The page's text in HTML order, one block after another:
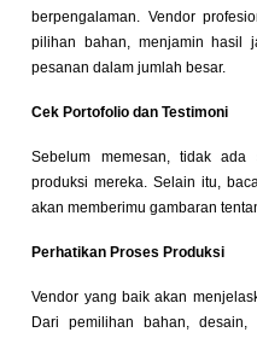
berpengalaman. Vendor
pilihan bahan, menjamin hasil
pesanan dalam jumlah besar.
Cek Portofolio dan Testimoni
Sebelum memesan, tidak ada
produksi mereka. Selain itu,
akan memberimu gambaran
Perhatikan Proses Produksi
Vendor yang baik akan
Dari pemilihan bahan, desain,